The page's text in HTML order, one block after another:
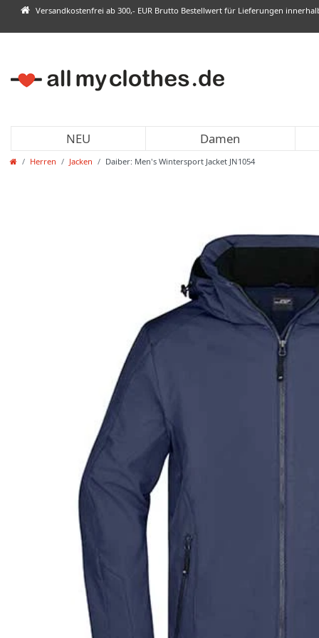
Versandkostenfrei ab 300,- EUR Brutto Bestellwert für Lieferungen
NEU Damen
Herren Jacken Daiber: Men's Wintersport Jacket JN1054